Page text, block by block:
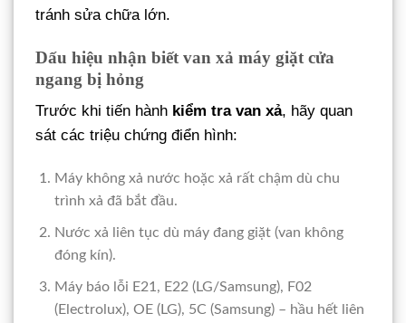
tránh sửa chữa lớn.
Dấu hiệu nhận biết van xả máy giặt cửa
ngang bị hỏng
Trước khi tiến hành kiểm tra van xả, hãy quan
sát các triệu chứng điển hình:
Máy không xả nước hoặc xả rất chậm dù chu
trình xả đã bắt đầu.
Nước xả liên tục dù máy đang giặt (van không
đóng kín).
Máy báo lỗi E21, E22 (LG/Samsung), F02
(Electrolux), OE (LG), 5C (Samsung) – hầu hết liên